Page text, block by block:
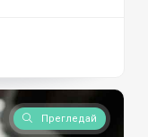
Прегледай